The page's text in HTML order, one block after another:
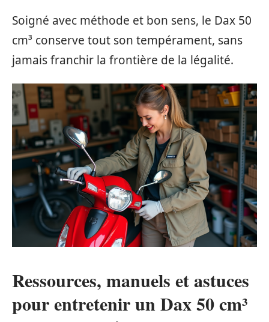
Soigné avec méthode et bon sens, le Dax 50
cm³ conserve tout son tempérament, sans
jamais franchir la frontière de la légalité.
Ressources, manuels et astuces
pour entretenir un Dax 50 cm³